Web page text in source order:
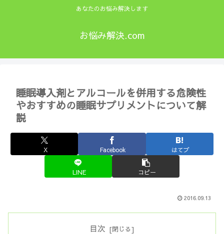
あなたのお悩み解決します
お悩み解決.com
睡眠導入剤とアルコールを併用する危険性
やおすすめの睡眠サプリメントについて解
説
X Facebook はてブ
LINE コピー
2016.09.13
目次